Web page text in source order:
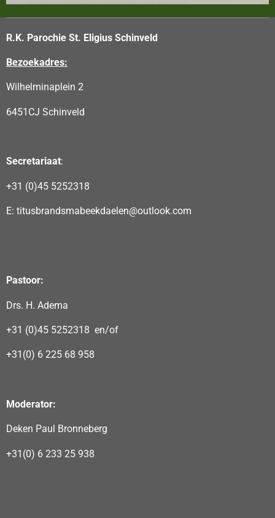
R.K. Parochie St. Eligius Schinveld
Bezoekadres:
Wilhelminaplein 2
6451CJ Schinveld
Secretariaat:
+31 (0)45 5252318
E: titusbrandsmabeekdaelen@outlook.com
Pastoor:
Drs. H. Adema
+31 (0)45 5252318 en/of
+31(0) 6 225 68 958
Moderator:
Deken Paul Bronneberg
+31(0) 6 233 25 938